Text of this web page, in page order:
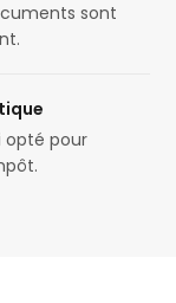
sont
opté pour